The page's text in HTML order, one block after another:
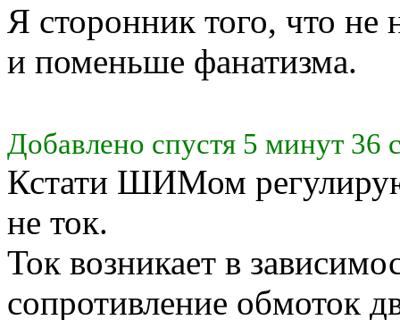
Я сторонник того, что
и поменьше фанатизма.
Добавлено спустя 5 минут 36
Кстати ШИМом
не ток.
Ток возникает в
сопротивление обмоток